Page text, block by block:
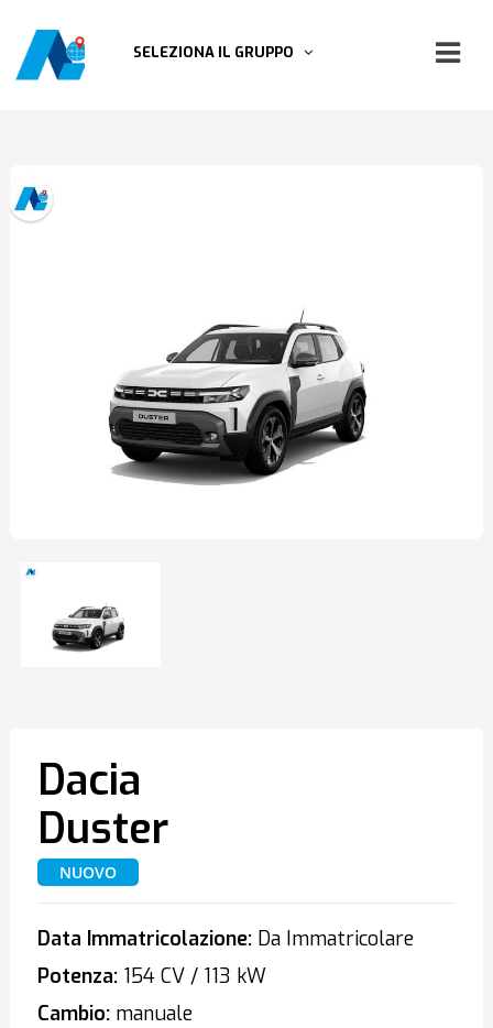
SELEZIONA IL GRUPPO
Dacia
Duster
NUOVO
Data Immatricolazione:Da Immatricolare
Potenza:154 CV / 113 kW
Cambio:manuale